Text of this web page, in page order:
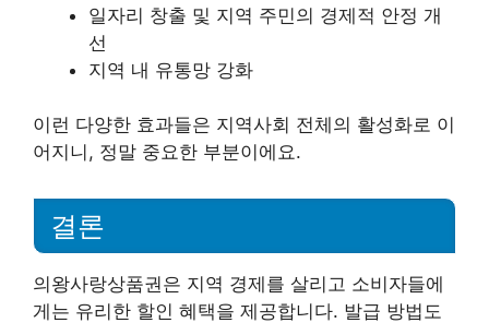
일자리 창출 및 지역 주민의 경제적 안정 개
선
지역 내 유통망 강화
이런 다양한 효과들은 지역사회 전체의 활성화로 이
어지니, 정말 중요한 부분이에요.
결론
의왕사랑상품권은 지역 경제를 살리고 소비자들에
게는 유리한 할인 혜택을 제공합니다. 발급 방법도